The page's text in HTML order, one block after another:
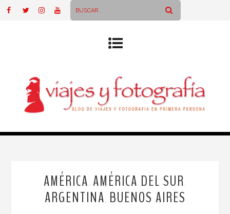
AMÉRICA AMÉRICA DEL SUR
ARGENTINA BUENOS AIRES